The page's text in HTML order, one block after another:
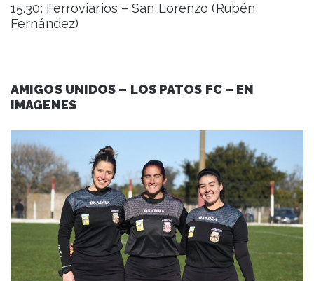
15.30: Ferroviarios – San Lorenzo (Rubén
Fernández)
AMIGOS UNIDOS – LOS PATOS FC – EN
IMAGENES